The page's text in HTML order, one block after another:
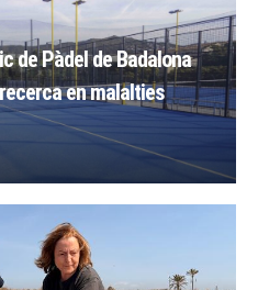
de Pàdel de Badalona
en malalties